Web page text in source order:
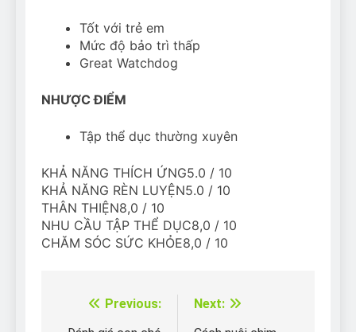
Tốt với trẻ em
Mức độ bảo trì thấp
Great Watchdog
NHƯỢC ĐIỂM
Tập thể dục thường xuyên
KHẢ NĂNG THÍCH ỨNG5.0 / 10
KHẢ NĂNG RÈN LUYỆN5.0 / 10
THÂN THIỆN8,0 / 10
NHU CẦU TẬP THỂ DỤC8,0 / 10
CHĂM SÓC SỨC KHỎE8,0 / 10
Điều
Previous:
Next: